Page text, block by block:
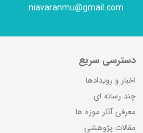
niavaranmu@gmail.com
دسترسی سریع
اخبار و رویدادها
چند رسانه ای
معرفی آثار موزه ها
مقالات پژوهشی